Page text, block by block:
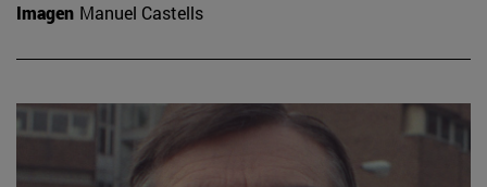
Imagen Manuel Castells